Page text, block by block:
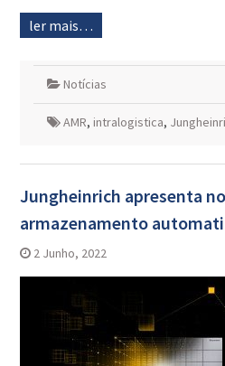
ler mais…
Notícias
AMR, intralogistica,
Jungheinrich apresenta
armazenamento
2 Junho, 2022